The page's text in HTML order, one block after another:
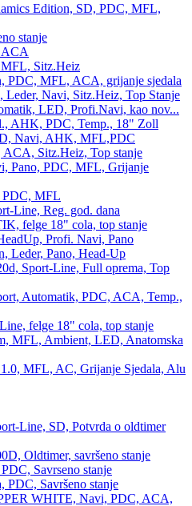
Edition, SD, PDC, MFL,
stanje
Sitz.Heiz
PDC, MFL, ACA, grijanje sjedala
Navi, Sitz.Heiz, Top Stanje
LED, Profi.Navi, kao nov...
AHK, PDC, Temp., 18" Zoll
Navi, AHK, MFL,PDC
Sitz.Heiz, Top stanje
Pano, PDC, MFL, Grijanje
PDC, MFL
Line, Reg. god. dana
felge 18" cola, top stanje
Profi. Navi, Pano
Leder, Pano, Head-Up
Sport-Line, Full oprema, Top
Automatik, PDC, ACA, Temp.,
felge 18" cola, top stanje
MFL, Ambient, LED, Anatomska
MFL, AC, Grijanje Sjedala, Alu
Line, SD, Potvrda o oldtimer
Oldtimer, savršeno stanje
Savrseno stanje
Savršeno stanje
WHITE, Navi, PDC, ACA,